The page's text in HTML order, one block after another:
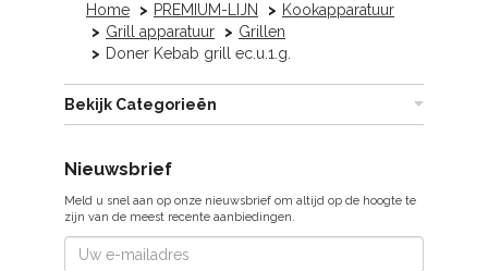
Home PREMIUM-LIJN
Kookapparatuur
Grill apparatuur
Grillen
Doner Kebab grill ec.u.1.g.
Bekijk Categorieën
Nieuwsbrief
Meld u snel aan op onze nieuwsbrief om altijd op de hoogte te
zijn van de meest recente aanbiedingen.